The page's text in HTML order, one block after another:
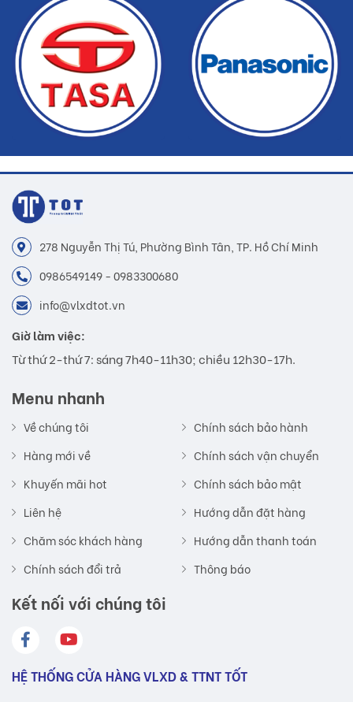
hàng
278 Nguyễn Thị Tú, Phường Bình Tân, TP. Hồ Chí Minh
0986549149 - 0983300680
info@vlxdtot.vn
Giờ làm việc:
Từ thứ 2-thứ 7: sáng 7h40-11h30; chiều 12h30-17h.
Menu nhanh
Về chúng tôi
Hàng mới về
Khuyến mãi hot
Liên hệ
Chăm sóc khách hàng
Chính sách đổi trả
Chính sách bảo hành
Chính sách vận chuyển
Chính sách bảo mật
Hướng dẫn đặt hàng
Hướng dẫn thanh toán
Thông báo
Kết nối với chúng tôi
HỆ THỐNG CỬA HÀNG VLXD & TTNT TỐT